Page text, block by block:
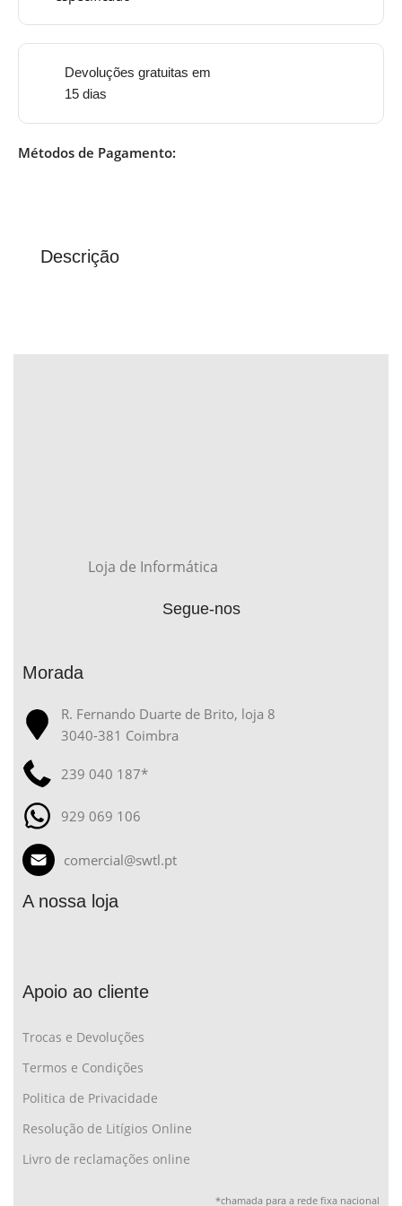
Devoluções gratuitas em
15 dias
Métodos de Pagamento:
Descrição
Loja de Informática
Segue-nos
Morada
R. Fernando Duarte de Brito, loja 8
3040-381 Coimbra
239 040 187*
929 069 106
comercial@swtl.pt
A nossa loja
Apoio ao cliente
Trocas e Devoluções
Termos e Condições
Politica de Privacidade
Resolução de Litígios Online
Livro de reclamações online
*chamada para a rede fixa nacional